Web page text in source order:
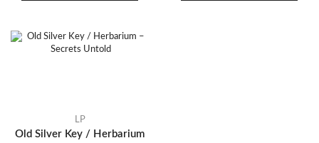
LP
Old Silver Key / Herbarium